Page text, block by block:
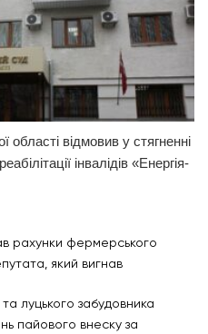
відмовив у стягненні
інвалідів «Енергія-
рахунки фермерського
який вигнав
луцького забудовника
пайового внеску за